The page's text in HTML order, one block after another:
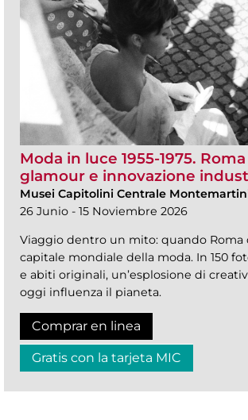
Moda in luce 1955-1975.
glamour e innovazione
Musei Capitolini Centrale
26 Junio - 15 Noviembre 2026
Viaggio dentro un mito: quando Roma
capitale mondiale della moda. In 150
e abiti originali, un’esplosione di
oggi influenza il pianeta.
Comprar en linea
Gratis con la tarjeta MIC